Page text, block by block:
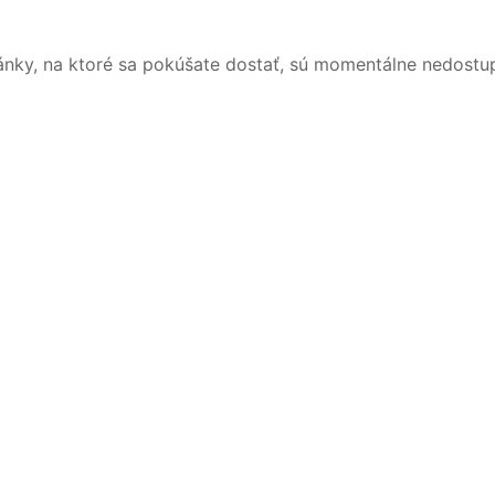
na ktoré sa pokúšate dostať, sú momentálne